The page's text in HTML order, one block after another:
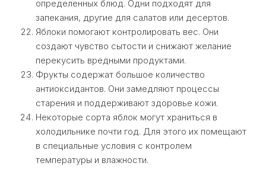
определенных блюд. Одни подходят для
запекания, другие для салатов или десертов.
Яблоки помогают контролировать вес. Они
создают чувство сытости и снижают желание
перекусить вредными продуктами.
Фрукты содержат большое количество
антиоксидантов. Они замедляют процессы
старения и поддерживают здоровье кожи.
Некоторые сорта яблок могут храниться в
холодильнике почти год. Для этого их помещают
в специальные условия с контролем
температуры и влажности.